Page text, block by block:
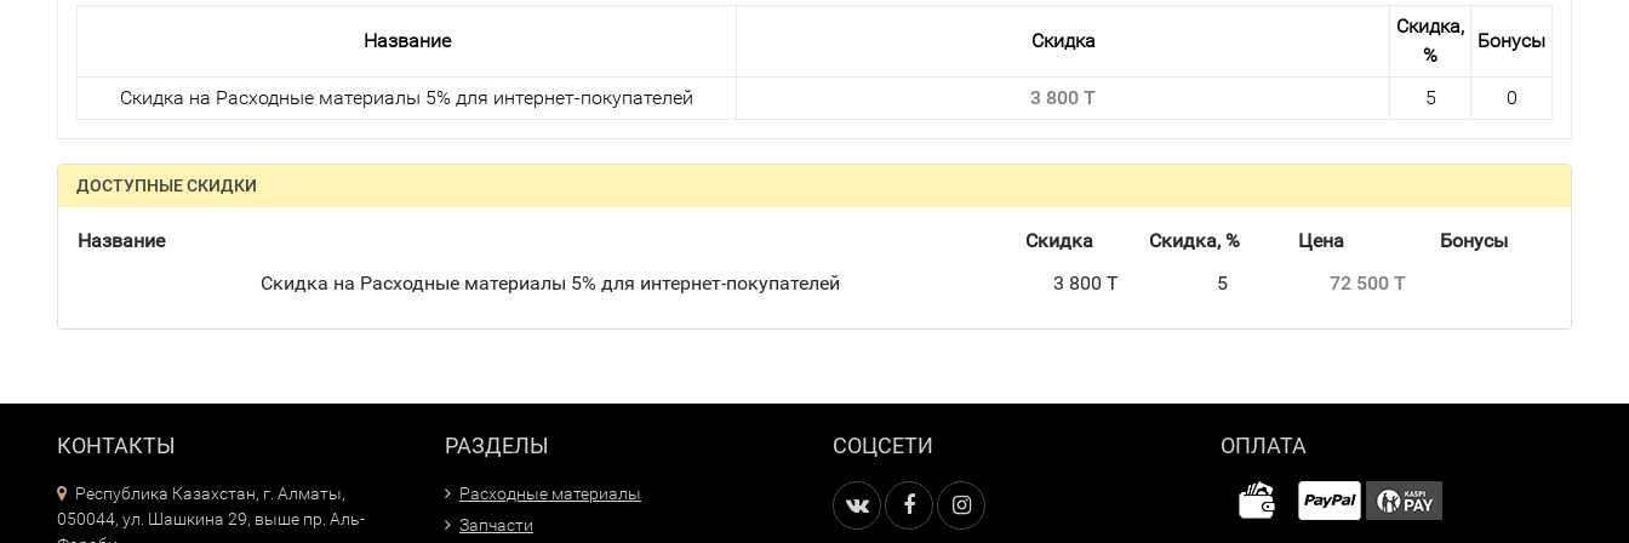
Название Скидка
Скидка,
%
Бонусы
Скидка на Расходные материалы 5% для интернет-покупателей 3 800 T 5 0
ДОСТУПНЫЕ СКИДКИ
Название Скидка Скидка, % Цена
Бонусы
Скидка на Расходные материалы 5% для интернет-покупателей
3 800 T 5 72 500 T
КОНТАКТЫ
Республика Казахстан, г. Алматы,
050044, ул. Шашкина 29, выше пр. Аль-
РАЗДЕЛЫ
Расходные материалы
Запчасти
СОЦСЕТИ ОПЛАТА